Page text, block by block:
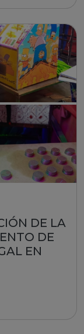
DE LA
DE
EN